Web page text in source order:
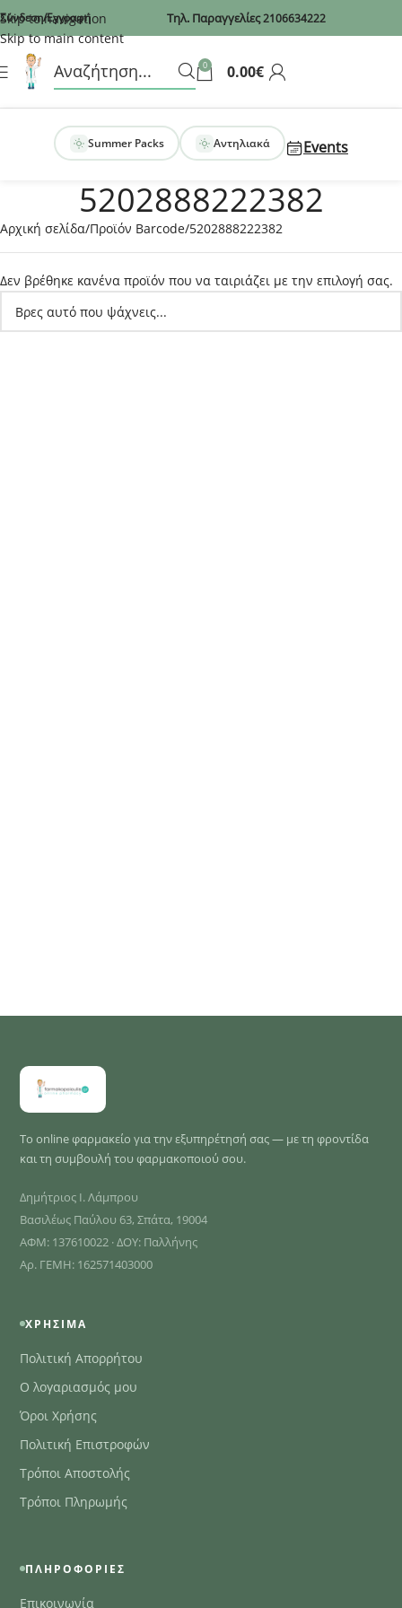
Recaptcha
Skip to navigation
Skip to main content
Σύνδεση/Εγγραφή Τηλ. Παραγγελίες2106634222
0 0.00€
Summer Packs Αντηλιακά Events
5202888222382
Αρχική σελίδα Προϊόν Barcode 5202888222382
Δεν βρέθηκε κανένα προϊόν που να ταιριάζει με την επιλογή σας.
Το online φαρμακείο για την εξυπηρέτησή σας — με τη φροντίδα
και τη συμβουλή του φαρμακοποιού σου.
Δημήτριος Ι. Λάμπρου
Βασιλέως Παύλου 63, Σπάτα, 19004
ΑΦΜ: 137610022 · ΔΟΥ: Παλλήνης
Αρ. ΓΕΜΗ: 162571403000
ΧΡΉΣΙΜΑ
Πολιτική Απορρήτου
Ο λογαριασμός μου
Όροι Χρήσης
Πολιτική Επιστροφών
Τρόποι Αποστολής
Τρόποι Πληρωμής
ΠΛΗΡΟΦΟΡΊΕΣ
Επικοινωνία